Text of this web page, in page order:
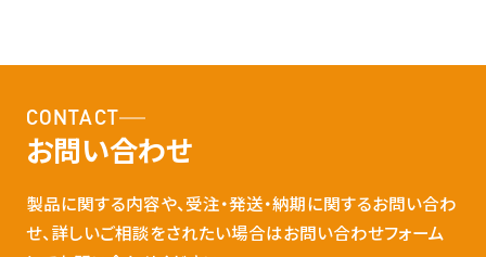
CONTACT
お問い合わせ
製品に関する内容や、受注・発送・納期に関するお問い合わ
せ、詳しいご相談をされたい場合はお問い合わせフォーム